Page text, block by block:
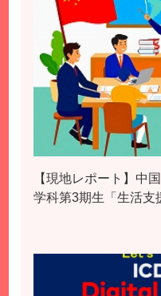
【現地レポート】中
学科第3期生「生活支